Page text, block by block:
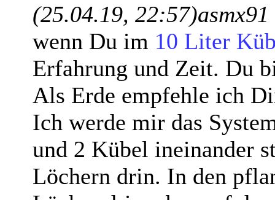
(25.04.19, 22:57)
wenn Du im 10 Liter
Erfahrung und Zeit. Du
Als Erde empfehle ich
Ich werde mir das
und 2 Kübel ineinander
Löchern drin. In den